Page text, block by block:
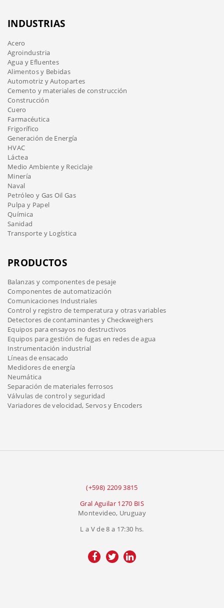
INDUSTRIAS
Acero
Agroindustria
Agua y Efluentes
Alimentos y Bebidas
Automotriz y Autopartes
Cemento y materiales de construcción
Construcción
Cuero
Farmacéutica
Frigorífico
Generación de Energía
HVAC
Láctea
Medio Ambiente y Reciclaje
Minería
Naval
Petróleo y Gas Oil Gas
Pulpa y Papel
Química
Sanidad
Transporte y Logística
PRODUCTOS
Balanzas y componentes de pesaje
Componentes de automatización
Comunicaciones Industriales
Control y registro de temperatura y otras variables
Detectores de contaminantes y Checkweighers
Equipos para ensayos no destructivos
Equipos para gestión de fugas en redes de agua
Instrumentación industrial
Líneas de ensacado
Medidores de energía
Neumática
Separación de materiales ferrosos
Válvulas de control y seguridad
Variadores de velocidad, Servos y Encoders
(+598) 2209 3815
Gral Aguilar 1270 BIS
Montevideo, Uruguay
L a V de 8 a 17:30 hs.